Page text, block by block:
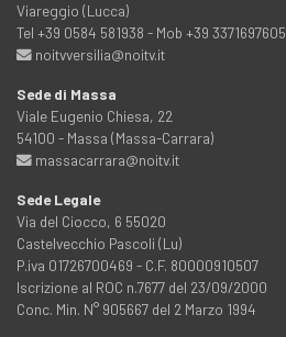
Viareggio (Lucca)
Tel +39 0584 581938 - Mob +39 3371697605
noitvversilia@noitv.it
Sede di Massa
Viale Eugenio Chiesa, 22
54100 - Massa (Massa-Carrara)
massacarrara@noitv.it
Sede Legale
Via del Ciocco, 6 55020
Castelvecchio Pascoli (Lu)
P.iva 01726700469 - C.F. 80000910507
Iscrizione al ROC n.7677 del 23/09/2000
Conc. Min. N° 905667 del 2 Marzo 1994